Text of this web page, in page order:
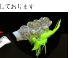
ております